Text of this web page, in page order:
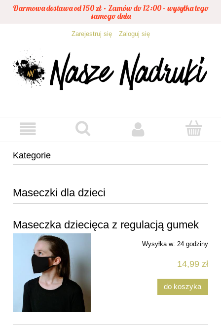
Darmowa dostawa od 150 zł • Zamów do 12:00 – wysyłka tego
samego dnia
Zarejestruj się Zaloguj się
Kategorie
Maseczki dla dzieci
Maseczka dziecięca z regulacją gumek
Wysyłka w: 24 godziny
14,99 zł
do koszyka